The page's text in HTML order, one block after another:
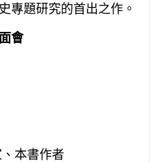
專題研究的首出之作。
會
本書作者